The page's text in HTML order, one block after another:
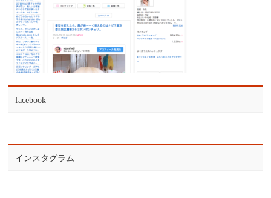
facebook
インスタグラム